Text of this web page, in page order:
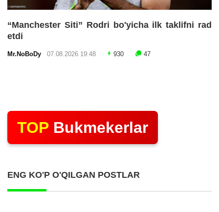
“Manchester Siti” Rodri bo'yicha ilk taklifni rad
etdi
Mr.NoBoDy 07.08.2026 19:48 930 47
TOP Bukmekerlar
ENG KO'P O'QILGAN POSTLAR